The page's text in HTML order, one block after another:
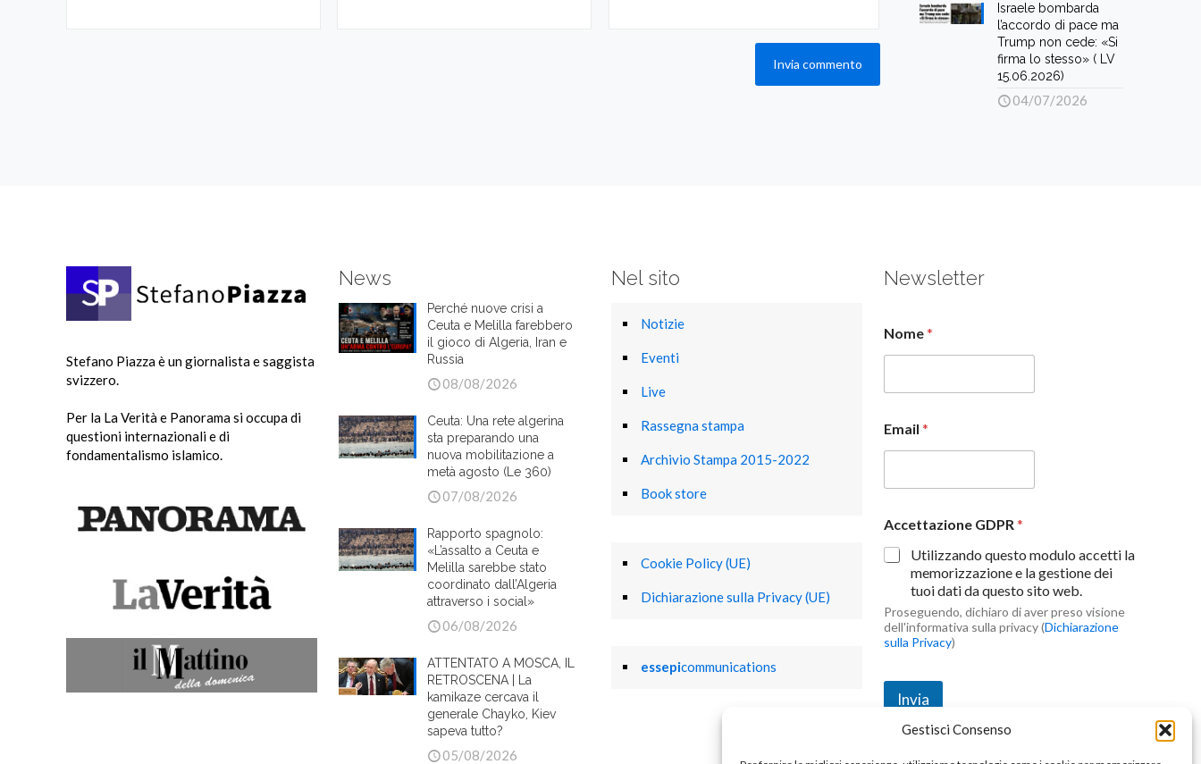
Gestisci Consenso
Israele bombarda
l’accordo di pace ma
Trump non cede: «Si
firma lo stesso» ( LV
15.06.2026)
04/07/2026
Stefano Piazza è un giornalista e saggista
svizzero.
Per la La Verità e Panorama si occupa di
questioni internazionali e di
fondamentalismo islamico.
News
Perché nuove crisi a
Ceuta e Melilla farebbero
il gioco di Algeria, Iran e
Russia
08/08/2026
Ceuta: Una rete algerina
sta preparando una
nuova mobilitazione a
metà agosto (Le 360)
07/08/2026
Rapporto spagnolo:
«L’assalto a Ceuta e
Melilla sarebbe stato
coordinato dall’Algeria
attraverso i social»
06/08/2026
ATTENTATO A MOSCA, IL
RETROSCENA | La
kamikaze cercava il
generale Chayko, Kiev
sapeva tutto?
05/08/2026
Nel sito
Notizie
Eventi
Live
Rassegna stampa
Archivio Stampa 2015-2022
Book store
Cookie Policy (UE)
Dichiarazione sulla Privacy (UE)
essepicommunications
Newsletter
Nome*
Email *
Accettazione GDPR*
Utilizzando questo modulo accetti la
memorizzazione e la gestione dei
tuoi dati da questo sito web.
Proseguendo, dichiaro di aver preso visione
dell'informativa sulla privacy (Dichiarazione
sulla Privacy)
Invia